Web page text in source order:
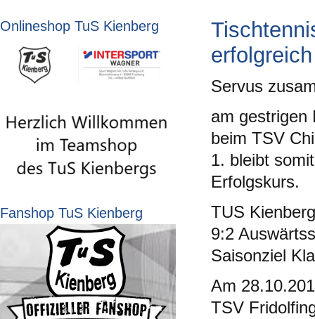
Onlineshop TuS Kienberg
Fanshop TuS Kienberg
erfolgreich
Servus
am gestrigen
beim TSV
1. bleibt
Erfolgskurs.
TUS
9:2
Saisonziel
Am
TSV